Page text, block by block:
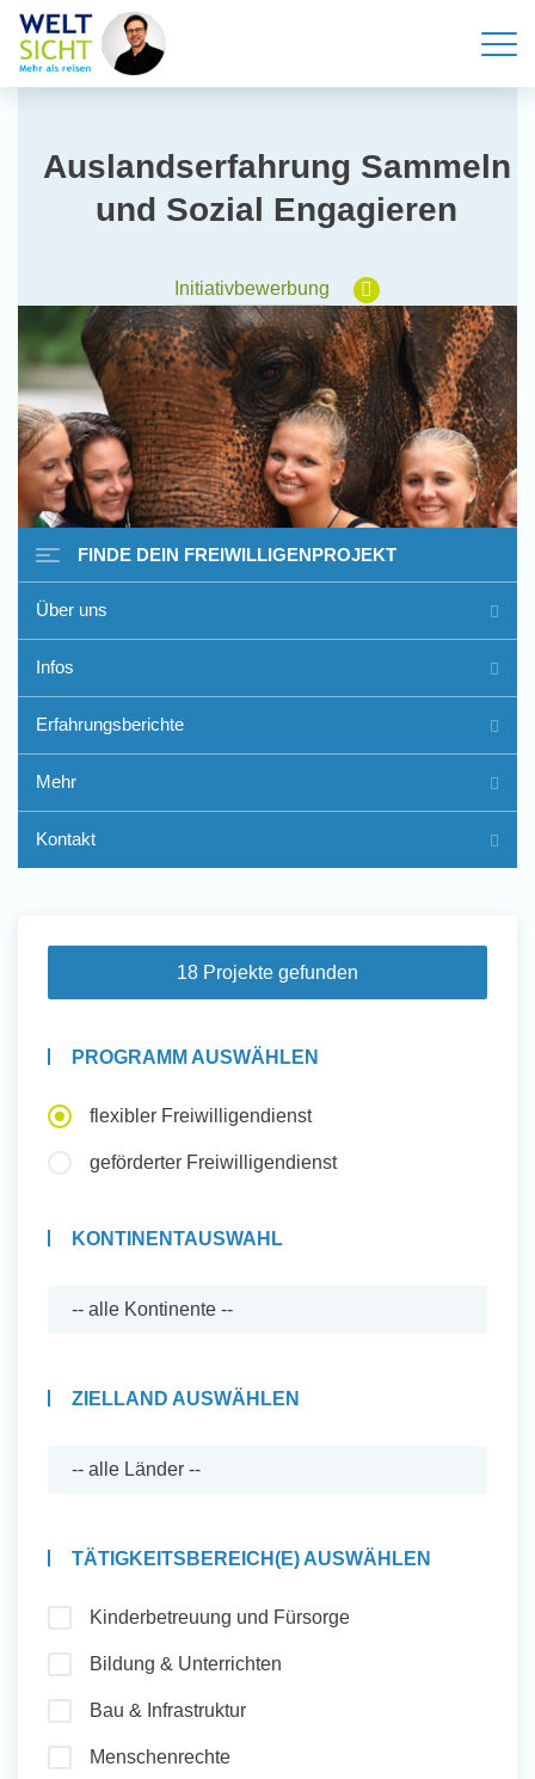
Auslandserfahrung Sammeln
und Sozial Engagieren
Initiativbewerbung
Freiwilligenarbeit im Ausland
- Erfahrungsberichte
Auslandserfahrung Sammeln
und Sozial Engagieren
Initiativbewerbung
Auslandserfahrung Sammeln
Initiativbewerbung
FINDE DEIN FREIWILLIGENPROJEKT
Über uns
Infos
Erfahrungsberichte
Mehr
Kontakt
18 Projekte gefunden
PROGRAMM AUSWÄHLEN
flexibler Freiwilligendienst
geförderter Freiwilligendienst
KONTINENTAUSWAHL
ZIELLAND AUSWÄHLEN
TÄTIGKEITSBEREICH(E) AUSWÄHLEN
Kinderbetreuung und Fürsorge
Bildung & Unterrichten
Bau & Infrastruktur
Menschenrechte